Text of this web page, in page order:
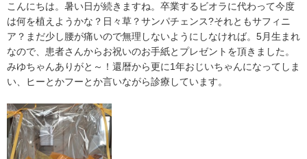
こんにちは。暑い日が続きますね。卒業するビオラに代わって今度
は何を植えようかな？日々草？サンパチェンス?それともサフィニ
ア？まだ少し腰が痛いので無理しないようにしなければ。 5月生まれ
なので、患者さんからお祝いのお手紙とプレゼントを頂きました。
みゆちゃんありがと～！還暦から更に1年おじいちゃんになってしま
い、ヒーとかフーとか言いながら診療しています。